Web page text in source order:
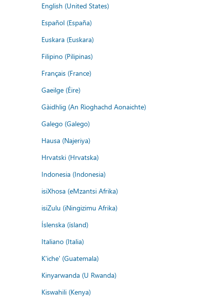
English (United States)
Español (España)
Euskara (Euskara)
Filipino (Pilipinas)
Français (France)
Gaeilge (Éire)
Gàidhlig (An Rìoghachd Aonaichte)
Galego (Galego)
Hausa (Najeriya)
Hrvatski (Hrvatska)
Indonesia (Indonesia)
isiXhosa (eMzantsi Afrika)
isiZulu (iNingizimu Afrika)
Íslenska (ísland)
Italiano (Italia)
K'iche' (Guatemala)
Kinyarwanda (U Rwanda)
Kiswahili (Kenya)